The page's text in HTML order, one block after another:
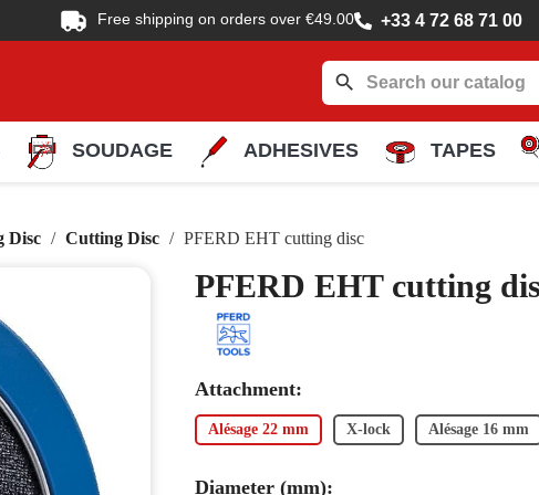
Free shipping on orders over €49.00 +33 4 72 68 71 00
search
SOUDAGE ADHESIVES TAPES
Disc Cutting Disc PFERD EHT cutting disc
PFERD EHT cutting
Attachment:
Alésage 22 mm X-lock Alésage 16 mm
Diameter (mm):